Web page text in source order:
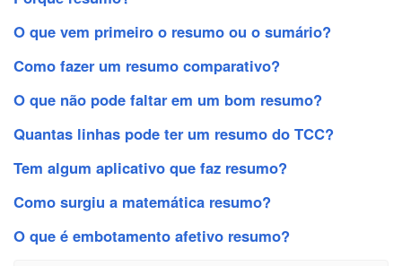
O que vem primeiro o resumo ou o sumário?
Como fazer um resumo comparativo?
O que não pode faltar em um bom resumo?
Quantas linhas pode ter um resumo do TCC?
Tem algum aplicativo que faz resumo?
Como surgiu a matemática resumo?
O que é embotamento afetivo resumo?